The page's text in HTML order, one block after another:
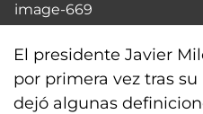
image-669
El presidente Javier
por primera vez tras
dejó algunas